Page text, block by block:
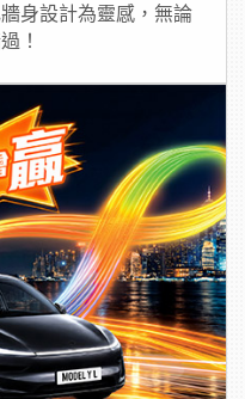
身設計為靈感，無論
！